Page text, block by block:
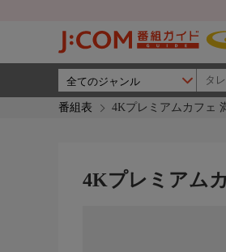
番組表 4Kプレミアムカフェ
4Kプレミアム